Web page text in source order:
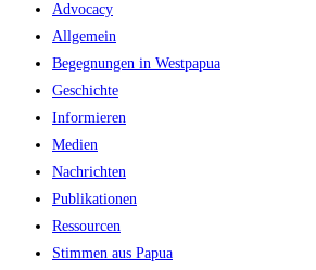
the
Advocacy
Allgemein
Begegnungen in Westpapua
Geschichte
Informieren
Medien
Nachrichten
Publikationen
Ressourcen
Stimmen aus Papua